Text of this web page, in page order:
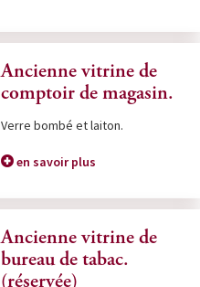
Ancienne vitrine de
comptoir de magasin.
Verre bombé et laiton.
en savoir plus
Ancienne vitrine de
bureau de tabac.
(réservée)